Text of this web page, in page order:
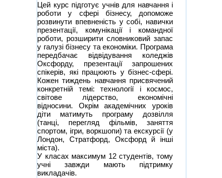
Цей курс підготує учнів для навчання і
роботи у сфері бізнесу, допоможе
розвинути впевненість у собі, навички
презентації, комунікації і командної
роботи, розширити словниковий запас
у галузі бізнесу та економіки. Програма
передбачає відвідування коледжів
Оксфорду, презентації запрошених
спікерів, які працюють у бізнес-сфері.
Кожен тиждень навчання присвячений
конкретній темі: технології і космос,
світове лідерство, економічні
відносини. Окрім академічних уроків
діти матимуть програму дозвілля
(танці, перегляд фільмів, заняття
спортом, ігри, воркшопи) та екскурсії (у
Лондон, Стратфорд, Оксфорд й інші
міста).
У класах максимум 12 студентів, тому
учні завжди мають підтримку
викладачів.